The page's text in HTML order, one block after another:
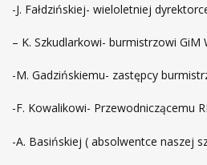
-J. Fałdzińskiej- wieloletniej
– K. Szkudlarkowi- burmistrzowi GiM
-M. Gadzińskiemu- zastępcy
-F. Kowalikowi- Przewodniczącemu
-A. Basińskiej ( absolwentce naszej